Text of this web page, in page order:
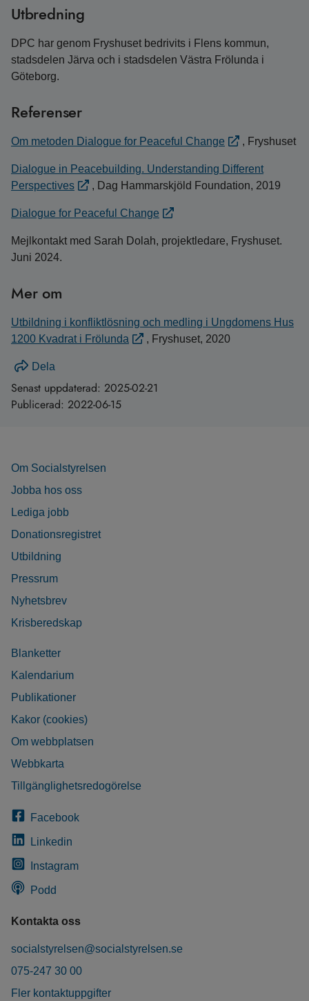
Utbredning
DPC har genom Fryshuset bedrivits i Flens kommun,
stadsdelen Järva och i stadsdelen Västra Frölunda i
Göteborg.
Referenser
Om metoden Dialogue for Peaceful Change , Fryshuset
Dialogue in Peacebuilding. Understanding Different
Perspectives
, Dag Hammarskjöld Foundation, 2019
Dialogue for Peaceful Change
Mejlkontakt med Sarah Dolah, projektledare, Fryshuset.
Juni 2024.
Mer om
Utbildning i konfliktlösning och medling i Ungdomens Hus
1200 Kvadrat i Frölunda
, Fryshuset, 2020
Dela
Senast uppdaterad: 2025-02-21
Publicerad: 2022-06-15
Om Socialstyrelsen
Jobba hos oss
Lediga jobb
Donationsregistret
Utbildning
Pressrum
Nyhetsbrev
Krisberedskap
Blanketter
Kalendarium
Publikationer
Kakor (cookies)
Om webbplatsen
Webbkarta
Tillgänglighetsredogörelse
Facebook
Linkedin
Instagram
Podd
Kontakta oss
socialstyrelsen@socialstyrelsen.se
075-247 30 00
Fler kontaktuppgifter